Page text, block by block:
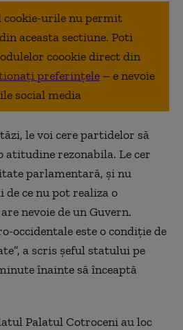
urile nu permit
aceasta sectiune. Poti
coookie direct din
preferințele – e nevoie
social media
le voi cere partidelor să
atitudine rezonabila. Le cer
parlamentară, şi nu
ce nu pot realiza o
nevoie de un Guvern.
occidentale este o condiţie de
a scris șeful statului pe
înainte să înceaptă
Palatul Cotroceni au loc